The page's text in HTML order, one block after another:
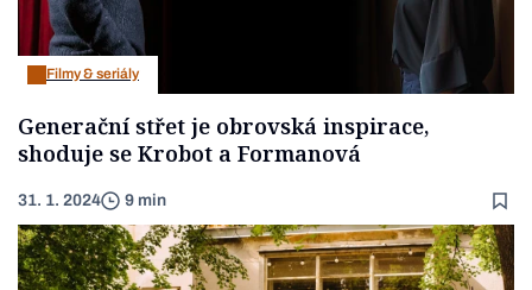
Filmy & seriály
Generační střet je obrovská inspirace,
shoduje se Krobot a Formanová
31. 1. 2024 9 min